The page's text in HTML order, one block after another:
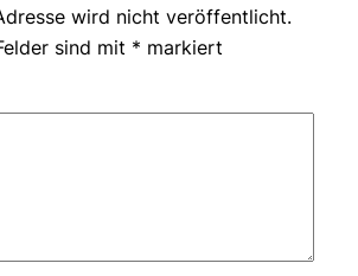
wird nicht veröffentlicht.
sind mit * markiert